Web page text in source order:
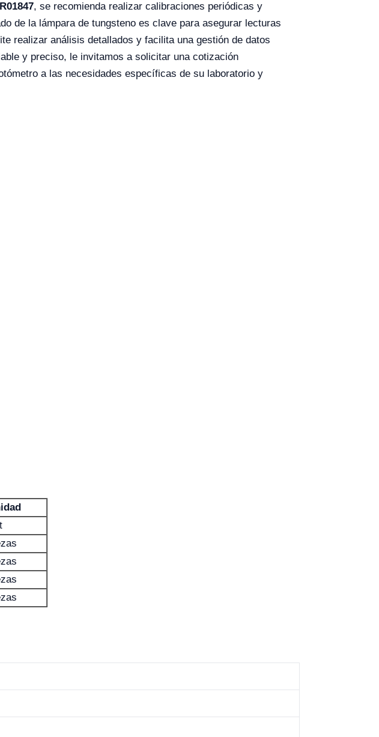
, se recomienda realizar calibraciones periódicas y
de la lámpara de tungsteno es clave para asegurar lecturas
realizar análisis detallados y facilita una gestión de datos
y preciso, le invitamos a solicitar una cotización
a las necesidades específicas de su laboratorio y